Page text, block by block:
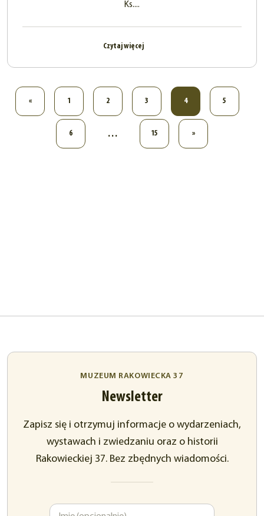
Ks....
Czytaj więcej
« 1 2 3 4 5
6 … 15 »
MUZEUM RAKOWIECKA 37
Newsletter
Zapisz się i otrzymuj informacje o wydarzeniach,
wystawach i zwiedzaniu oraz o historii
Rakowieckiej 37. Bez zbędnych wiadomości.